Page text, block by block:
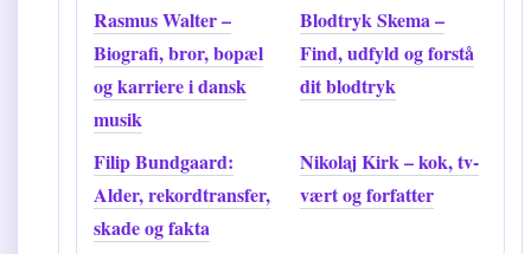
Rasmus Walter –
Biografi, bror, bopæl
og karriere i dansk
musik
Blodtryk Skema –
Find, udfyld og forstå
dit blodtryk
Filip Bundgaard:
Alder, rekordtransfer,
skade og fakta
Nikolaj Kirk – kok, tv-
vært og forfatter